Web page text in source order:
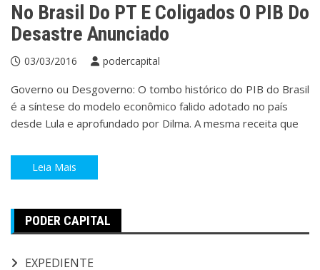
No Brasil Do PT E Coligados O PIB Do
Desastre Anunciado
03/03/2016 podercapital
Governo ou Desgoverno: O tombo histórico do PIB do Brasil
é a síntese do modelo econômico falido adotado no país
desde Lula e aprofundado por Dilma. A mesma receita que
Leia Mais
PODER CAPITAL
EXPEDIENTE